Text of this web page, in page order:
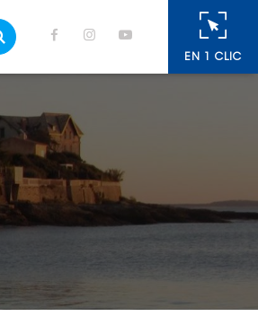
EN 1 CLIC
DE RECHERCHE